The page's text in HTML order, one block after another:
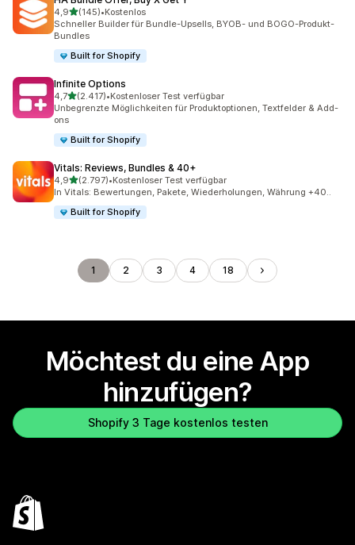
4,9von 5 Sternen
(145)
145 Rezensionen insgesamt
•Kostenlos
Schneller Builder für Bundle-Upsells, BYOB- und BOGO-Produkt-
Bundles
Built for Shopify
Infinite Options
4,7von 5 Sternen
(2.417)
2417 Rezensionen insgesamt
•Kostenloser Test verfügbar
Unbegrenzte Möglichkeiten für Produktoptionen, Textfelder & Add-
ons
Built for Shopify
Vitals: Reviews, Bundles & 40+
4,9von 5 Sternen
(2.797)
2797 Rezensionen insgesamt
•Kostenloser Test verfügbar
In Vitals: Bewertungen, Pakete, Wiederholungen, Währung +40..
Built for Shopify
1 2 3 4 18
Möchtest du eine App
hinzufügen?
Shopify 3 Tage kostenlos testen